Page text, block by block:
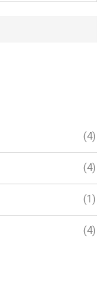
(4)
(4)
(1)
(4)